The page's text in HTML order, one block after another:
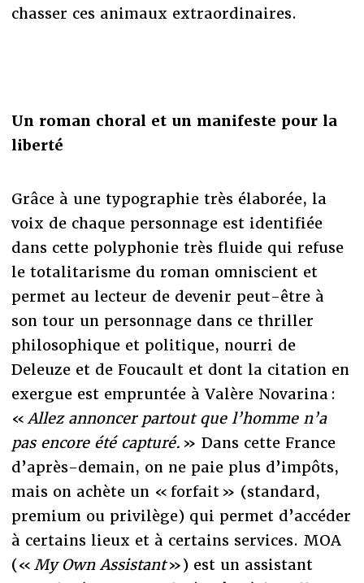
chasser ces animaux extraordinaires.
Un roman choral et un manifeste pour la
liberté
Grâce à une typographie très élaborée, la
voix de chaque personnage est identifiée
dans cette polyphonie très fluide qui refuse
le totalitarisme du roman omniscient et
permet au lecteur de devenir peut-être à
son tour un personnage dans ce thriller
philosophique et politique, nourri de
Deleuze et de Foucault et dont la citation en
exergue est empruntée à Valère Novarina :
«Allez annoncer partout que l’homme n’a
pas encore été capturé. » Dans cette France
d’après-demain, on ne paie plus d’impôts,
mais on achète un « forfait » (standard,
premium ou privilège) qui permet d’accéder
à certains lieux et à certains services. MOA
(« My Own Assistant») est un assistant